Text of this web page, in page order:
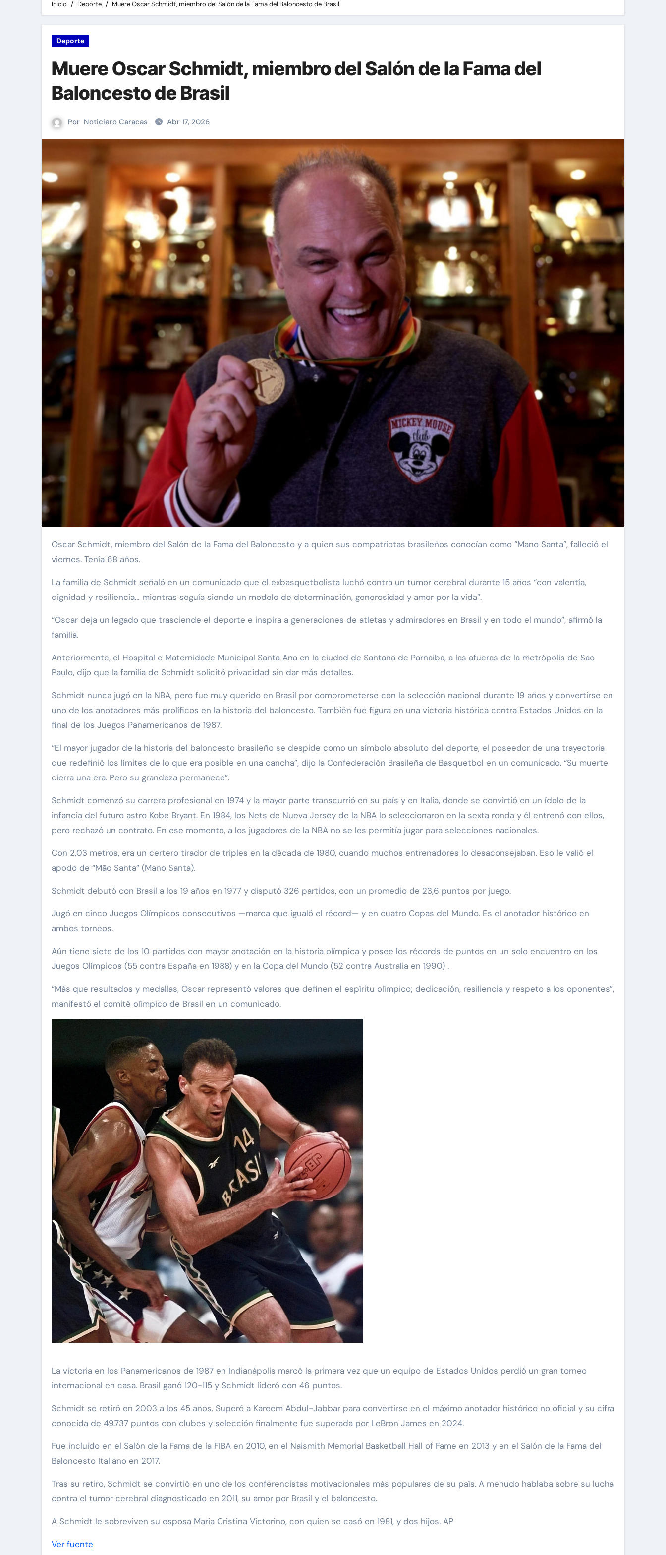
Inicio Deporte Muere Oscar Schmidt, miembro del Salón de la Fama del Baloncesto de Brasil
Deporte
Muere Oscar Schmidt, miembro del Salón de la Fama del
Baloncesto de Brasil
Por Noticiero Caracas Abr 17, 2026
Oscar Schmidt, miembro del Salón de la Fama del Baloncesto y a quien sus compatriotas brasileños conocían como “Mano Santa”, falleció el
viernes. Tenía 68 años.
La familia de Schmidt señaló en un comunicado que el exbasquetbolista luchó contra un tumor cerebral durante 15 años “con valentía,
dignidad y resiliencia… mientras seguía siendo un modelo de determinación, generosidad y amor por la vida”.
“Oscar deja un legado que trasciende el deporte e inspira a generaciones de atletas y admiradores en Brasil y en todo el mundo”, afirmó la
familia.
Anteriormente, el Hospital e Maternidade Municipal Santa Ana en la ciudad de Santana de Parnaiba, a las afueras de la metrópolis de Sao
Paulo, dijo que la familia de Schmidt solicitó privacidad sin dar más detalles.
Schmidt nunca jugó en la NBA, pero fue muy querido en Brasil por comprometerse con la selección nacional durante 19 años y convertirse en
uno de los anotadores más prolíficos en la historia del baloncesto. También fue figura en una victoria histórica contra Estados Unidos en la
final de los Juegos Panamericanos de 1987.
“El mayor jugador de la historia del baloncesto brasileño se despide como un símbolo absoluto del deporte, el poseedor de una trayectoria
que redefinió los límites de lo que era posible en una cancha”, dijo la Confederación Brasileña de Basquetbol en un comunicado. “Su muerte
cierra una era. Pero su grandeza permanece”.
Schmidt comenzó su carrera profesional en 1974 y la mayor parte transcurrió en su país y en Italia, donde se convirtió en un ídolo de la
infancia del futuro astro Kobe Bryant. En 1984, los Nets de Nueva Jersey de la NBA lo seleccionaron en la sexta ronda y él entrenó con ellos,
pero rechazó un contrato. En ese momento, a los jugadores de la NBA no se les permitía jugar para selecciones nacionales.
Con 2,03 metros, era un certero tirador de triples en la década de 1980, cuando muchos entrenadores lo desaconsejaban. Eso le valió el
apodo de “Mão Santa” (Mano Santa).
Schmidt debutó con Brasil a los 19 años en 1977 y disputó 326 partidos, con un promedio de 23,6 puntos por juego.
Jugó en cinco Juegos Olímpicos consecutivos —marca que igualó el récord— y en cuatro Copas del Mundo. Es el anotador histórico en
ambos torneos.
Aún tiene siete de los 10 partidos con mayor anotación en la historia olímpica y posee los récords de puntos en un solo encuentro en los
Juegos Olímpicos (55 contra España en 1988) y en la Copa del Mundo (52 contra Australia en 1990) .
“Más que resultados y medallas, Oscar representó valores que definen el espíritu olímpico; dedicación, resiliencia y respeto a los oponentes”,
manifestó el comité olímpico de Brasil en un comunicado.
La victoria en los Panamericanos de 1987 en Indianápolis marcó la primera vez que un equipo de Estados Unidos perdió un gran torneo
internacional en casa. Brasil ganó 120-115 y Schmidt lideró con 46 puntos.
Schmidt se retiró en 2003 a los 45 años. Superó a Kareem Abdul-Jabbar para convertirse en el máximo anotador histórico no oficial y su cifra
conocida de 49.737 puntos con clubes y selección finalmente fue superada por LeBron James en 2024.
Fue incluido en el Salón de la Fama de la FIBA en 2010, en el Naismith Memorial Basketball Hall of Fame en 2013 y en el Salón de la Fama del
Baloncesto Italiano en 2017.
Tras su retiro, Schmidt se convirtió en uno de los conferencistas motivacionales más populares de su país. A menudo hablaba sobre su lucha
contra el tumor cerebral diagnosticado en 2011, su amor por Brasil y el baloncesto.
A Schmidt le sobreviven su esposa Maria Cristina Victorino, con quien se casó en 1981, y dos hijos. AP
Ver fuente